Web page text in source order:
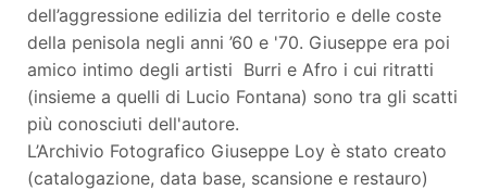
dell’aggressione edilizia del territorio e delle coste
della penisola negli anni ’60 e '70. Giuseppe era poi
amico intimo degli artisti Burri e Afro i cui ritratti
(insieme a quelli di Lucio Fontana) sono tra gli scatti
più conosciuti dell'autore.
L’Archivio Fotografico Giuseppe Loy è stato creato
(catalogazione, data base, scansione e restauro)